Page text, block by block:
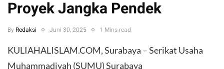
Proyek Jangka Pendek
By Redaksi Juni 30, 2025 1 Mins read
KULIAHALISLAM.COM, Surabaya – Serikat Usaha
Muhammadiyah (SUMU) Surabaya